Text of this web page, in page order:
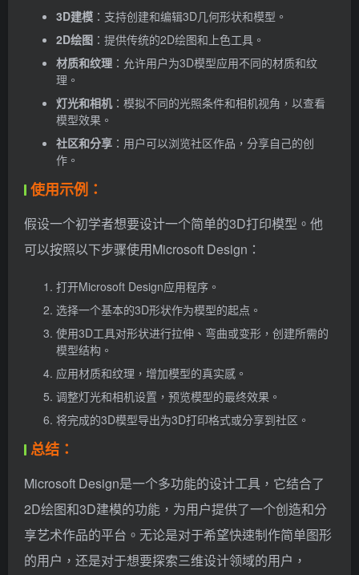
3D建模 ：支持创建和编辑3D几何形状和模型。
2D绘图 ：提供传统的2D绘图和上色工具。
材质和纹理 ：允许用户为3D模型应用不同的材质和纹
理。
灯光和相机：模拟不同的光照条件和相机视角，以查看
模型效果。
社区和分享 ：用户可以浏览社区作品，分享自己的创
作。
使用示例：
假设一个初学者想要设计一个简单的3D打印模型。他
可以按照以下步骤使用Microsoft Design：
打开Microsoft Design应用程序。
选择一个基本的3D形状作为模型的起点。
使用3D工具对形状进行拉伸、弯曲或变形，创建所需的
模型结构。
应用材质和纹理，增加模型的真实感。
调整灯光和相机设置，预览模型的最终效果。
将完成的3D模型导出为3D打印格式或分享到社区。
总结：
Microsoft Design是一个多功能的设计工具，它结合了
2D绘图和3D建模的功能，为用户提供了一个创造和分
享艺术作品的平台。无论是对于希望快速制作简单图形
的用户，还是对于想要探索三维设计领域的用户，